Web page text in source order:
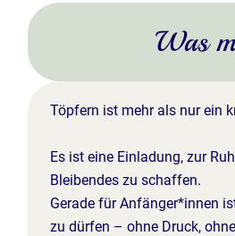
Was
Töpfern ist mehr als nur ein
Es ist eine Einladung, zur
Bleibendes zu schaffen.
Gerade für Anfänger*innen
zu dürfen – ohne Druck,